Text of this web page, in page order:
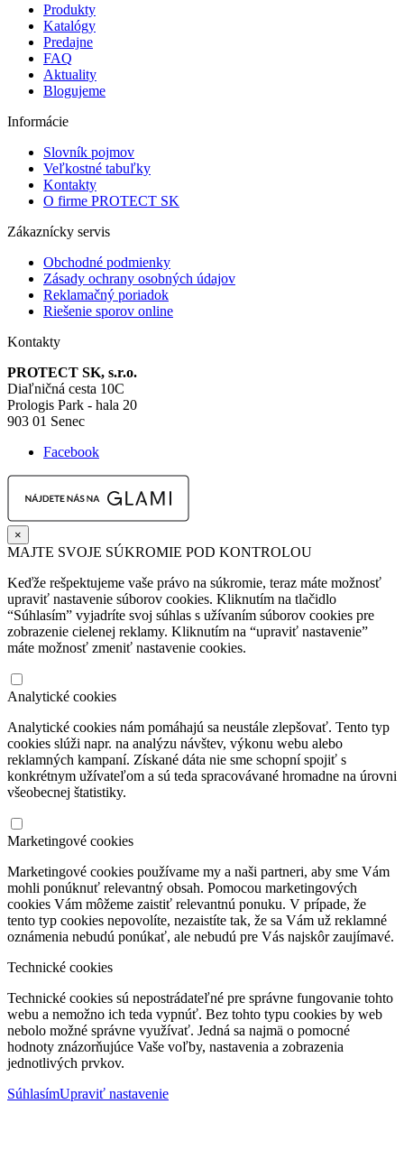
Produkty
Katalógy
Predajne
FAQ
Aktuality
Blogujeme
Informácie
Slovník pojmov
Veľkostné tabuľky
Kontakty
O firme PROTECT SK
Zákaznícky servis
Obchodné podmienky
Zásady ochrany osobných údajov
Reklamačný poriadok
Riešenie sporov online
Kontakty
PROTECT SK, s.r.o.
Diaľničná cesta 10C
Prologis Park - hala 20
903 01 Senec
Facebook
×
MAJTE SVOJE SÚKROMIE POD KONTROLOU
Keďže rešpektujeme vaše právo na súkromie, teraz máte možnosť
upraviť nastavenie súborov cookies. Kliknutím na tlačidlo
“Súhlasím” vyjadríte svoj súhlas s užívaním súborov cookies pre
zobrazenie cielenej reklamy. Kliknutím na “upraviť nastavenie”
máte možnosť zmeniť nastavenie cookies.
Analytické cookies
Analytické cookies nám pomáhajú sa neustále zlepšovať. Tento typ
cookies slúži napr. na analýzu návštev, výkonu webu alebo
reklamných kampaní. Získané dáta nie sme schopní spojiť s
konkrétnym užívateľom a sú teda spracovávané hromadne na úrovni
všeobecnej štatistiky.
Marketingové cookies
Marketingové cookies používame my a naši partneri, aby sme Vám
mohli ponúknuť relevantný obsah. Pomocou marketingových
cookies Vám môžeme zaistiť relevantnú ponuku. V prípade, že
tento typ cookies nepovolíte, nezaistíte tak, že sa Vám už reklamné
oznámenia nebudú ponúkať, ale nebudú pre Vás najskôr zaujímavé.
Technické cookies
Technické cookies sú nepostrádateľné pre správne fungovanie tohto
webu a nemožno ich teda vypnúť. Bez tohto typu cookies by web
nebolo možné správne využívať. Jedná sa najmä o pomocné
hodnoty znázorňujúce Vaše voľby, nastavenia a zobrazenia
jednotlivých prvkov.
SúhlasímUpraviť nastavenie